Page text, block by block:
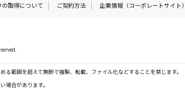
の取得について ご契約方法 企業情報（コーポレートサイト）
範囲を超えて無断で複製、転載、ファイル化などすることを禁じます。
場合があります。